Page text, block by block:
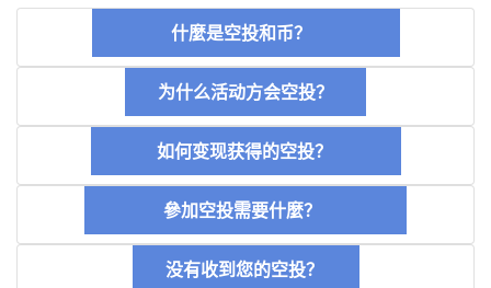
什麼是空投和币？
为什么活动方会空投？
如何变现获得的空投？
參加空投需要什麼？
没有收到您的空投？